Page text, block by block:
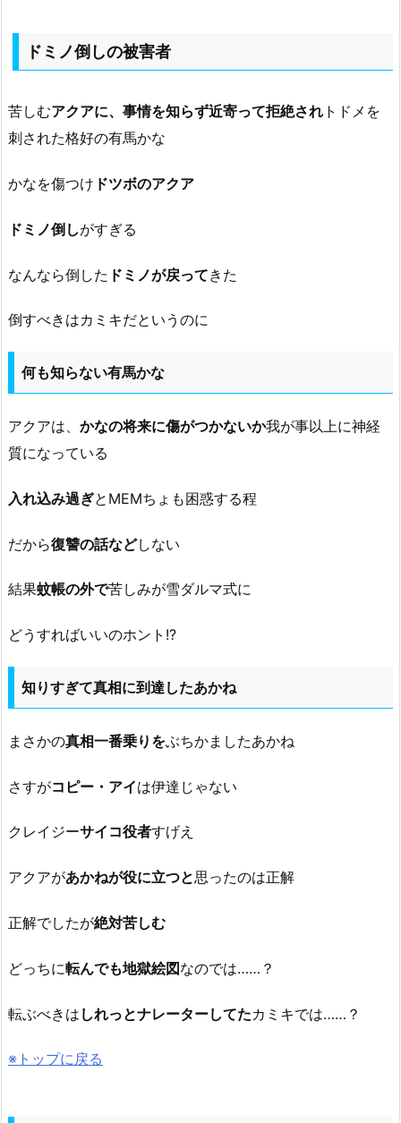
ドミノ倒しの被害者
苦しむアクアに、事情を知らず近寄って拒絶され トドメを
刺された格好の有馬かな
かなを傷つけ ドツボのアクア
ドミノ倒しがすぎる
なんなら倒した ドミノが戻ってきた
倒すべきはカミキだというのに
何も知らない有馬かな
アクアは、 かなの将来に傷がつかないか我が事以上に神経
質になっている
入れ込み過ぎとMEMちょも困惑する程
だから復讐の話などしない
結果蚊帳の外で苦しみが雪ダルマ式に
どうすればいいのホント!?
知りすぎて真相に到達したあかね
まさかの真相一番乗りをぶちかましたあかね
さすがコピー・アイは伊達じゃない
クレイジーサイコ役者すげえ
アクアがあかねが役に立つと思ったのは正解
正解でしたが絶対苦しむ
どっちに転んでも地獄絵図なのでは……？
転ぶべきは しれっとナレーターしてたカミキでは……？
※トップに戻る